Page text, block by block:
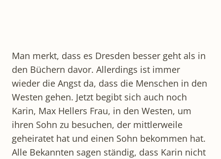
Man merkt, dass es Dresden besser geht als in
den Büchern davor. Allerdings ist immer
wieder die Angst da, dass die Menschen in den
Westen gehen. Jetzt begibt sich auch noch
Karin, Max Hellers Frau, in den Westen, um
ihren Sohn zu besuchen, der mittlerweile
geheiratet hat und einen Sohn bekommen hat.
Alle Bekannten sagen ständig, dass Karin nicht